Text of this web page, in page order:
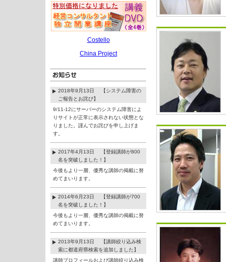
Costello
China Project
2018年9月13日 【システム障害の
ご報告とお詫び】
9/11-12にサーバーのシステム障害によ
りサイトが正常に表示されない状態とな
りました。謹んでお詫びを申し上げま
す。
2017年4月13日 【登録講師が800
名を突破しました！】
今後もより一層、優秀な講師の掲載に努
めてまいります。
2014年6月23日 【登録講師が700
名を突破しました！】
今後もより一層、優秀な講師の掲載に努
めてまいります。
2013年9月13日 【講師絞り込み検
索に都道府県検索を追加しました】
講師プロフィールおよび講師絞り込み検